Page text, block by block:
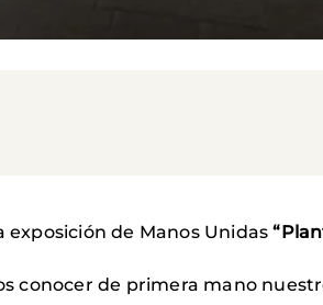
exposición de Manos Unidas
conocer de primera mano